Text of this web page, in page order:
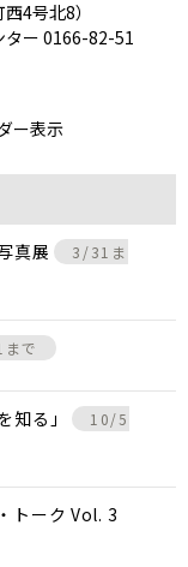
4号北8）
ター 0166-82-51
ー表示
真展
3/31ま
で
知る」
10/5
トーク Vol. 3